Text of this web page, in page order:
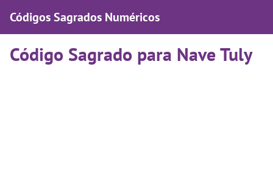
Códigos Sagrados Numéricos
Código Sagrado para Nave Tuly